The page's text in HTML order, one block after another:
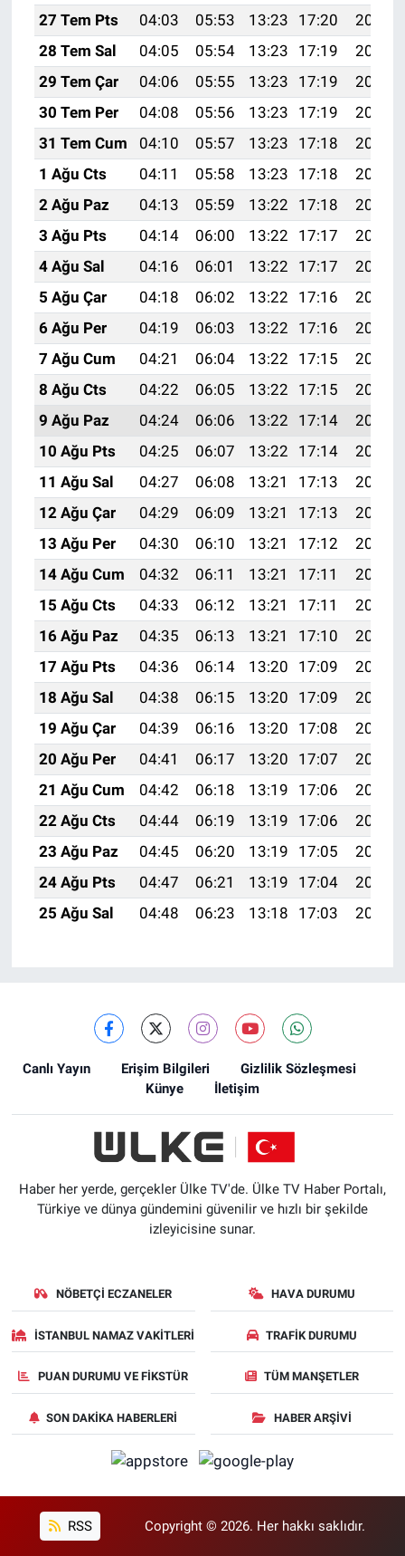
27 Tem Pts
04:03 05:53 13:23 17:20
20:42
28 Tem Sal
04:05 05:54 13:23 17:19
20:41
29 Tem Çar
04:06 05:55 13:23 17:19
20:40
30 Tem Per
04:08 05:56 13:23 17:19
20:39
31 Tem Cum
04:10 05:57 13:23 17:18
20:38
1 Ağu Cts
04:11 05:58 13:23 17:18
20:37
2 Ağu Paz
04:13 05:59 13:22 17:18
20:36
3 Ağu Pts
04:14 06:00 13:22 17:17
20:35
4 Ağu Sal
04:16 06:01 13:22 17:17
20:34
5 Ağu Çar
04:18 06:02 13:22 17:16
20:32
6 Ağu Per
04:19 06:03 13:22 17:16
20:31
7 Ağu Cum
04:21 06:04 13:22 17:15
20:30
8 Ağu Cts
04:22 06:05 13:22 17:15
20:29
9 Ağu Paz
04:24 06:06 13:22 17:14
20:27
10 Ağu Pts
04:25 06:07 13:22 17:14
20:26
11 Ağu Sal
04:27 06:08 13:21 17:13
20:25
12 Ağu Çar
04:29 06:09 13:21 17:13
20:23
13 Ağu Per
04:30 06:10 13:21 17:12
20:22
14 Ağu Cum
04:32 06:11 13:21 17:11
20:21
15 Ağu Cts
04:33 06:12 13:21 17:11
20:19
16 Ağu Paz
04:35 06:13 13:21 17:10
20:18
17 Ağu Pts
04:36 06:14 13:20 17:09
20:16
18 Ağu Sal
04:38 06:15 13:20 17:09
20:15
19 Ağu Çar
04:39 06:16 13:20 17:08
20:13
20 Ağu Per
04:41 06:17 13:20 17:07
20:12
21 Ağu Cum
04:42 06:18 13:19 17:06
20:10
22 Ağu Cts
04:44 06:19 13:19 17:06
20:09
23 Ağu Paz
04:45 06:20 13:19 17:05
20:07
24 Ağu Pts
04:47 06:21 13:19 17:04
20:06
25 Ağu Sal
04:48 06:23 13:18 17:03 20:04
Canlı Yayın Erişim Bilgileri
Gizlilik Sözleşmesi
Künye
İletişim
Haber her yerde, gerçekler Ülke TV'de. Ülke TV Haber Portalı,
Türkiye ve dünya gündemini güvenilir ve hızlı bir şekilde
izleyicisine sunar.
NÖBETÇI ECZANELER HAVA DURUMU
İSTANBUL NAMAZ VAKITLERI TRAFIK DURUMU
PUAN DURUMU VE FIKSTÜR TÜM MANŞETLER
SON DAKIKA HABERLERI HABER ARŞIVI
RSS Copyright © 2026. Her hakkı saklıdır.